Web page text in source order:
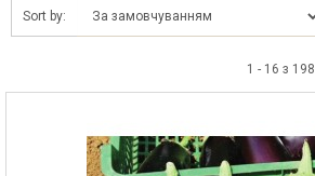
Sort by:
1 - 16 з 198